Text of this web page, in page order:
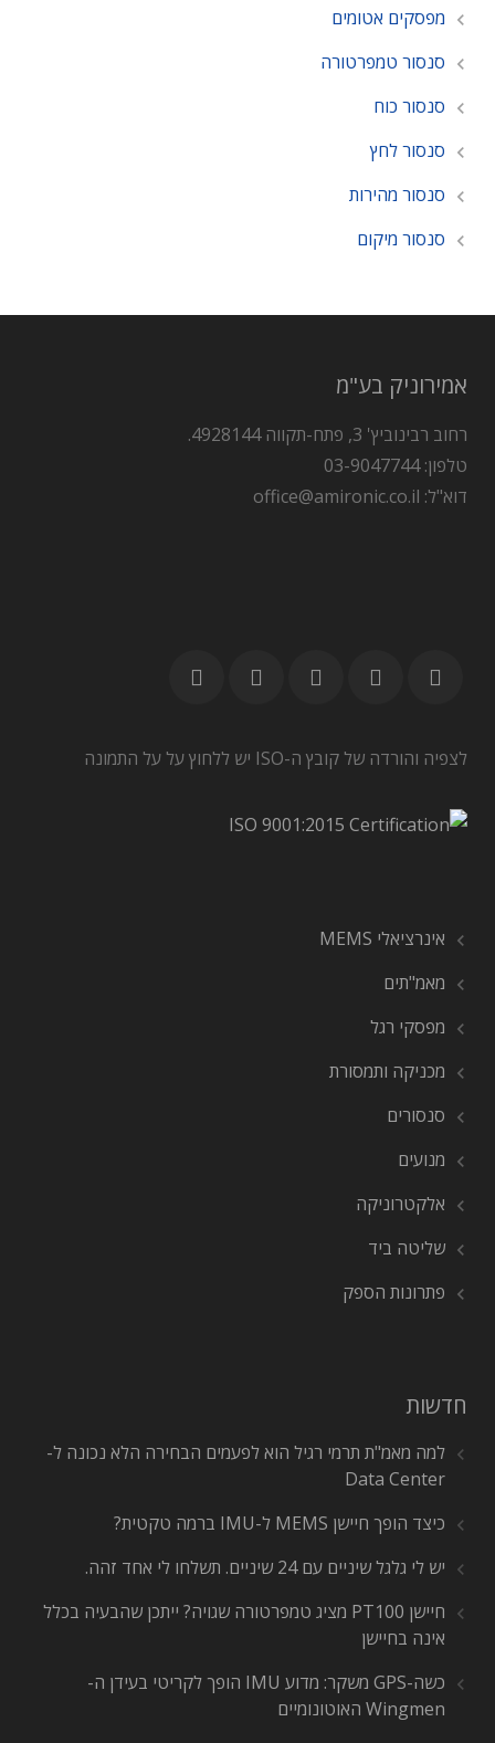
מפסקים אטומים
סנסור טמפרטורה
סנסור כוח
סנסור לחץ
סנסור מהירות
סנסור מיקום
אמירוניק בע"מ
רחוב רבינוביץ' 3, פתח-תקווה 4928144.
טלפון: 03-9047744
דוא"ל: office@amironic.co.il
לצפיה והורדה של קובץ ה-ISO יש ללחוץ על על התמונה
אינרציאלי MEMS
מאמ"תים
מפסקי רגל
מכניקה ותמסורת
סנסורים
מנועים
אלקטרוניקה
שליטה ביד
פתרונות הספק
חדשות
למה מאמ"ת תרמי רגיל הוא לפעמים הבחירה הלא נכונה ל-
Data Center
כיצד הופך חיישן MEMS ל-IMU ברמה טקטית?
יש לי גלגל שיניים עם 24 שיניים. תשלחו לי אחד זהה.
חיישן PT100 מציג טמפרטורה שגויה? ייתכן שהבעיה בכלל
אינה בחיישן
כשה-GPS משקר: מדוע IMU הופך לקריטי בעידן ה-
Wingmen האוטונומיים